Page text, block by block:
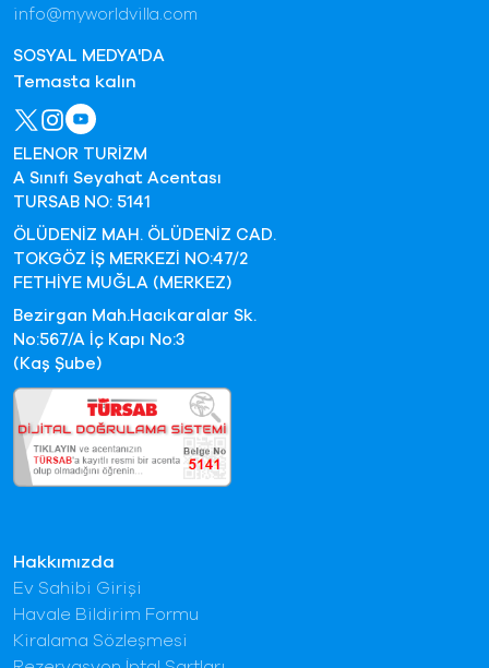
Hakkımızda
Ev Sahibi Girişi
Havale Bildirim Formu
Kiralama Sözleşmesi
info@myworldvilla.com
SOSYAL MEDYA'DA
Temasta kalın
ELENOR TURİZM
A Sınıfı Seyahat Acentası
TURSAB NO: 5141
ÖLÜDENİZ MAH. ÖLÜDENİZ CAD.
TOKGÖZ İŞ MERKEZİ NO:47/2
FETHİYE MUĞLA (MERKEZ)
Bezirgan Mah.Hacıkaralar Sk.
No:567/A İç Kapı No:3
(Kaş Şube)